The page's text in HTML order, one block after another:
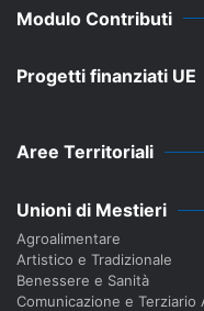
Modulo Contributi
Progetti finanziati UE
Aree Territoriali
Unioni di Mestieri
Agroalimentare
Artistico e Tradizionale
Benessere e Sanità
Comunicazione e Terziario